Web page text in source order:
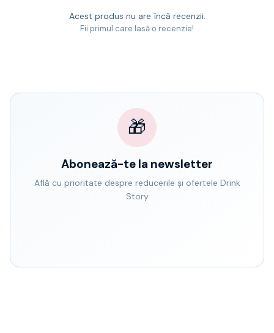
Acest produs nu are încă recenzii.
Fii primul care lasă o recenzie!
🎁
Abonează-te la newsletter
Află cu prioritate despre reducerile și ofertele Drink
Story